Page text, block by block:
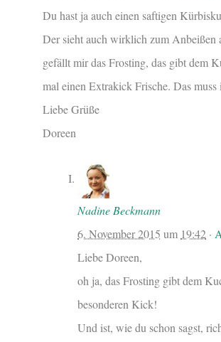
Du hast ja auch einen saftigen
Der sieht auch wirklich zum Anbeißen
gefällt mir das Frosting, das gibt dem
mal einen Extrakick Frische. Das
Liebe Grüße
Doreen
Nadine Beckmann
6. November 2015 um 19:42 ·
Liebe Doreen,
oh ja, das Frosting gibt dem
besonderen Kick!
Und ist, wie du schon sagst,